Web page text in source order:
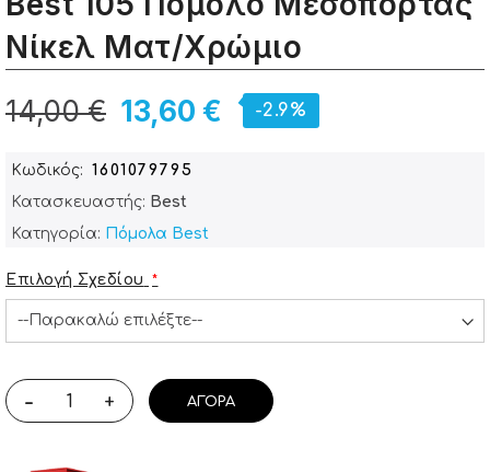
Νίκελ Ματ/Χρώμιο
13,60 €
14,00 € -2.9%
Κωδικός
1601079795
Κατασκευαστής: Best
Κατηγορία: Πόμολα Best
Επιλογή Σχεδίου
- + ΑΓΟΡΆ